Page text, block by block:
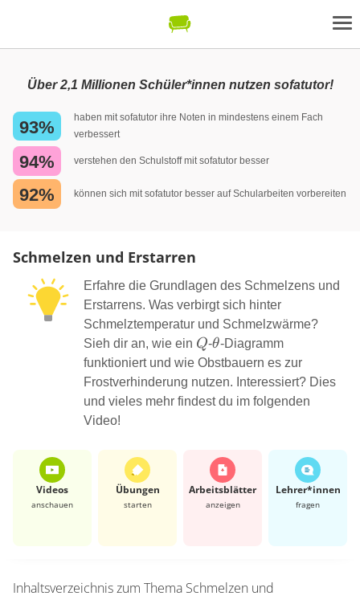
Über 2,1 Millionen Schüler*innen nutzen sofatutor!
93%
haben mit sofatutor ihre Noten in mindestens einem Fach
verbessert
94% verstehen den Schulstoff mit sofatutor besser
92% können sich mit sofatutor besser auf Schularbeiten vorbereiten
Schmelzen und Erstarren
Erfahre die Grundlagen des Schmelzens und
Erstarrens. Was verbirgt sich hinter
Schmelztemperatur und Schmelzwärme?
Sieh dir an, wie ein Q
Q-\theta
θ-Diagramm
funktioniert und wie Obstbauern es zur
Frostverhinderung nutzen. Interessiert? Dies
und vieles mehr findest du im folgenden
Video!
Videos
anschauen
Übungen
starten
Arbeits­blätter
anzeigen
Lehrer*​innen
fragen
Inhaltsverzeichnis zum Thema Schmelzen und